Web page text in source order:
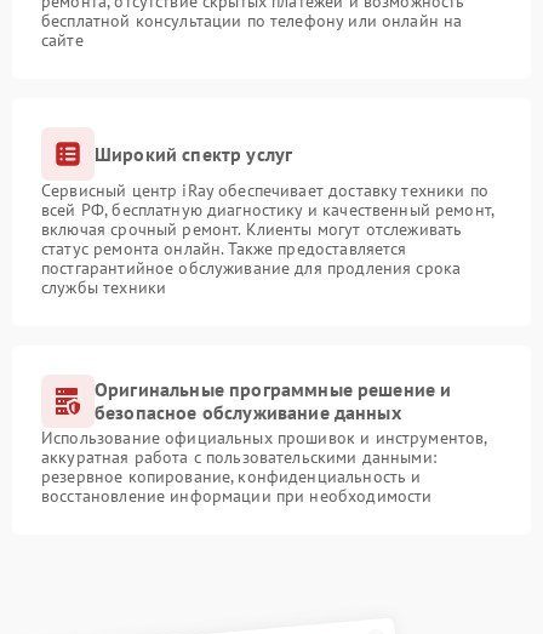
бесплатной консультации по телефону или онлайн на
сайте
Широкий спектр услуг
Сервисный центр iRay обеспечивает доставку техники по
всей РФ, бесплатную диагностику и качественный ремонт,
включая срочный ремонт. Клиенты могут отслеживать
статус ремонта онлайн. Также предоставляется
постгарантийное обслуживание для продления срока
службы техники
Оригинальные программные решение и
безопасное обслуживание данных
Использование официальных прошивок и инструментов,
аккуратная работа с пользовательскими данными:
резервное копирование, конфиденциальность и
восстановление информации при необходимости